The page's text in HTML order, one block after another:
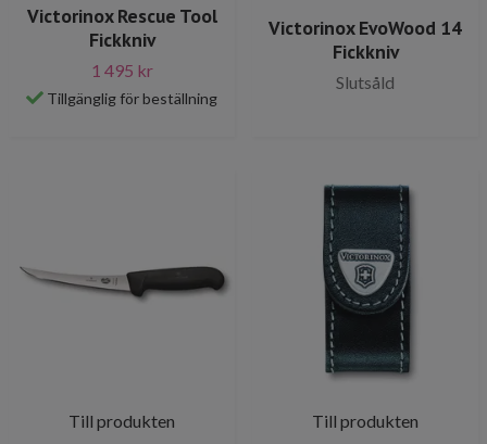
Victorinox Rescue Tool
Fickkniv
1 495 kr
Tillgänglig för beställning
Victorinox EvoWood 14
Fickkniv
Slutsåld
Till produkten Till produkten